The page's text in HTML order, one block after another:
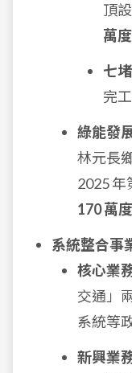
頂
萬度
七
完
綠能發
林元長
2025
170 萬度
系統整合事
核心業
交通」
系統等
新興業